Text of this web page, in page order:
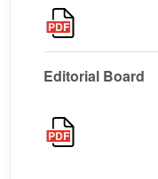
Editorial Board